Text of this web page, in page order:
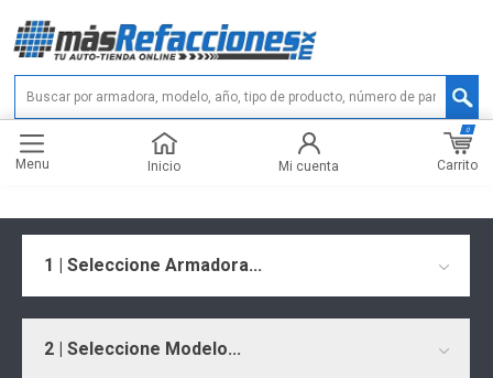
Menu Inicio Mi cuenta Carrito
0
1 | Seleccione Armadora...
2 | Seleccione Modelo...